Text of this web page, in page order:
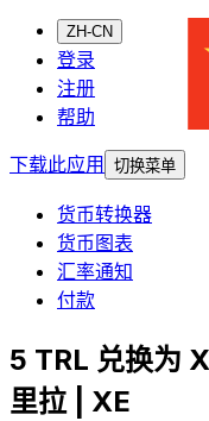
ZH-CN
登录
注册
帮助
下载此应用
切换菜单
货币转换器
货币图表
汇率通知
付款
5 TRL 兑换为
里拉 | XE